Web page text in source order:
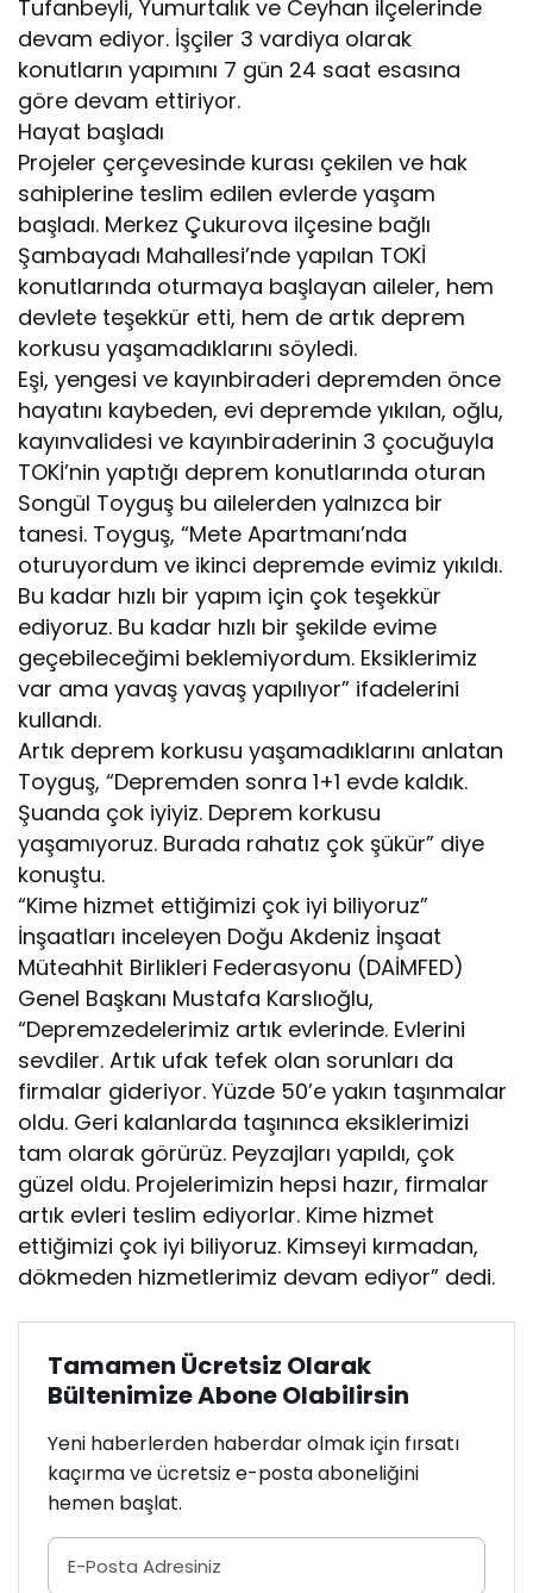
Tufanbeyli, Yumurtalık ve Ceyhan ilçelerinde
devam ediyor. İşçiler 3 vardiya olarak
konutların yapımını 7 gün 24 saat esasına
göre devam ettiriyor.
Hayat başladı
Projeler çerçevesinde kurası çekilen ve hak
sahiplerine teslim edilen evlerde yaşam
başladı. Merkez Çukurova ilçesine bağlı
Şambayadı Mahallesi’nde yapılan TOKİ
konutlarında oturmaya başlayan aileler, hem
devlete teşekkür etti, hem de artık deprem
korkusu yaşamadıklarını söyledi.
Eşi, yengesi ve kayınbiraderi depremden önce
hayatını kaybeden, evi depremde yıkılan, oğlu,
kayınvalidesi ve kayınbiraderinin 3 çocuğuyla
TOKİ’nin yaptığı deprem konutlarında oturan
Songül Toyguş bu ailelerden yalnızca bir
tanesi. Toyguş, “Mete Apartmanı’nda
oturuyordum ve ikinci depremde evimiz yıkıldı.
Bu kadar hızlı bir yapım için çok teşekkür
ediyoruz. Bu kadar hızlı bir şekilde evime
geçebileceğimi beklemiyordum. Eksiklerimiz
var ama yavaş yavaş yapılıyor” ifadelerini
kullandı.
Artık deprem korkusu yaşamadıklarını anlatan
Toyguş, “Depremden sonra 1+1 evde kaldık.
Şuanda çok iyiyiz. Deprem korkusu
yaşamıyoruz. Burada rahatız çok şükür” diye
konuştu.
“Kime hizmet ettiğimizi çok iyi biliyoruz”
İnşaatları inceleyen Doğu Akdeniz İnşaat
Müteahhit Birlikleri Federasyonu (DAİMFED)
Genel Başkanı Mustafa Karslıoğlu,
“Depremzedelerimiz artık evlerinde. Evlerini
sevdiler. Artık ufak tefek olan sorunları da
firmalar gideriyor. Yüzde 50’e yakın taşınmalar
oldu. Geri kalanlarda taşınınca eksiklerimizi
tam olarak görürüz. Peyzajları yapıldı, çok
güzel oldu. Projelerimizin hepsi hazır, firmalar
artık evleri teslim ediyorlar. Kime hizmet
ettiğimizi çok iyi biliyoruz. Kimseyi kırmadan,
dökmeden hizmetlerimiz devam ediyor” dedi.
Tamamen Ücretsiz Olarak
Bültenimize Abone Olabilirsin
Yeni haberlerden haberdar olmak için fırsatı
kaçırma ve ücretsiz e-posta aboneliğini
hemen başlat.